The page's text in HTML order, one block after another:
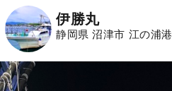
伊勝丸
静岡県 沼津市 江の浦港